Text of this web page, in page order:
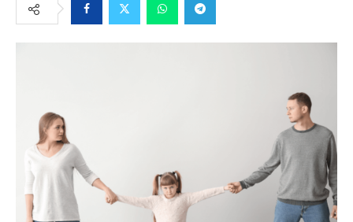
FacebookTwitter WhatsappTelegram